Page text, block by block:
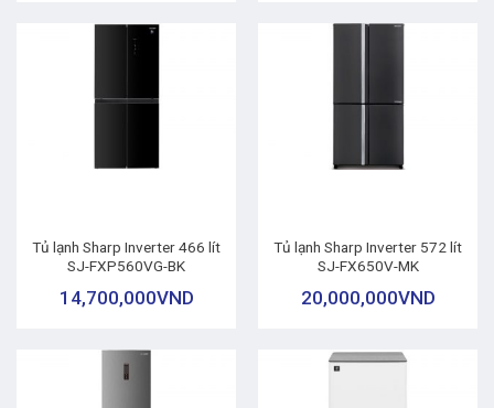
Tủ lạnh Sharp Inverter 466 lít
SJ-FXP560VG-BK
14,700,000VND
Tủ lạnh Sharp Inverter 572 lít
SJ-FX650V-MK
20,000,000VND